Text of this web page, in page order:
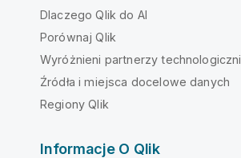
Dlaczego Qlik do AI
Porównaj Qlik
Wyróżnieni partnerzy technologiczni
Źródła i miejsca docelowe danych
Regiony Qlik
Informacje O Qlik